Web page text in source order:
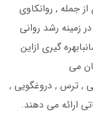
جمله , روانکاوی
زمینه رشد روانی
گیری ازاین
می
, ترس , دروغگویی ,
ارائه می دهند.